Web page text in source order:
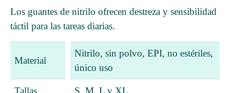
Los guantes de nitrilo ofrecen destreza y sensibilidad
táctil para las tareas diarias.
Material
Nitrilo, sin polvo, EPI, no estériles,
único uso
Tallas S, M, L y XL